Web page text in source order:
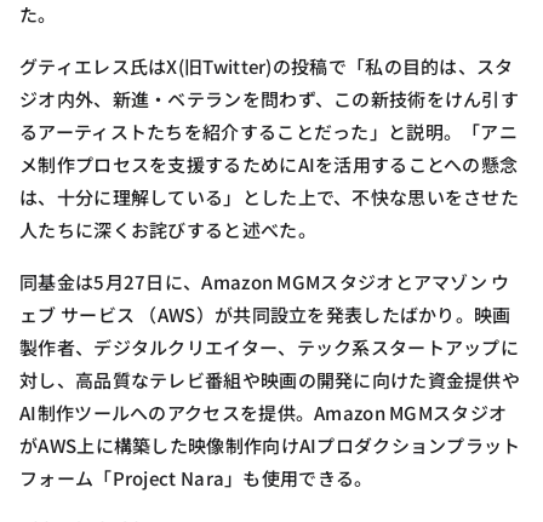
た。
グティエレス氏はX(旧Twitter)の投稿で「私の目的は、スタ
ジオ内外、新進・ベテランを問わず、この新技術をけん引す
るアーティストたちを紹介することだった」と説明。「アニ
メ制作プロセスを支援するためにAIを活用することへの懸念
は、十分に理解している」とした上で、不快な思いをさせた
人たちに深くお詫びすると述べた。
同基金は5月27日に、Amazon MGMスタジオとアマゾン ウ
ェブ サービス （AWS）が共同設立を発表したばかり。映画
製作者、デジタルクリエイター、テック系スタートアップに
対し、高品質なテレビ番組や映画の開発に向けた資金提供や
AI制作ツールへのアクセスを提供。Amazon MGMスタジオ
がAWS上に構築した映像制作向けAIプロダクションプラット
フォーム「Project Nara」も使用できる。